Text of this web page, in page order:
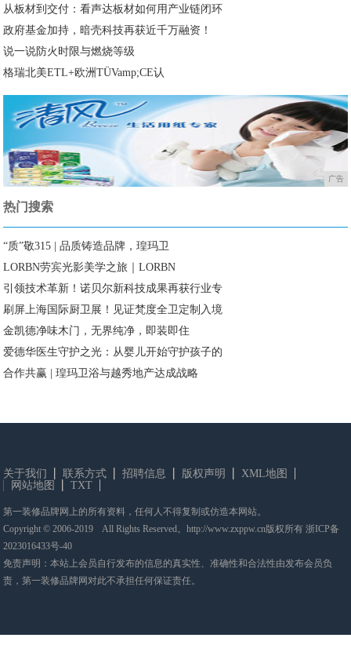
从板材到交付：看声达板材如何用产业链闭环
政府基金加持，暗壳科技再获近千万融资！
说一说防火时限与燃烧等级
格瑞北美ETL+欧洲TÜVamp;CE认
广告
热门搜索
“质”敬315 | 品质铸造品牌，瑝玛卫
LORBN劳宾光影美学之旅｜LORBN
引领技术革新！诺贝尔新科技成果再获行业专
刷屏上海国际厨卫展！见证梵度全卫定制入境
金凯德净味木门，无界纯净，即装即住
爱德华医生守护之光：从婴儿开始守护孩子的
合作共赢 | 瑝玛卫浴与越秀地产达成战略
关于我们 联系方式 招聘信息 版权声明
XML地图
网站地图
TXT
第一装修品牌网上的所有资料，任何人不得复制或仿造本网站。
Copyright © 2006-2019 All Rights Reserved。http://www.zxppw.cn版权所有浙ICP备
2023016433号-40
免责声明：本站上会员自行发布的信息的真实性、准确性和合法性由发布会员负
责，第一装修品牌网对此不承担任何保证责任。